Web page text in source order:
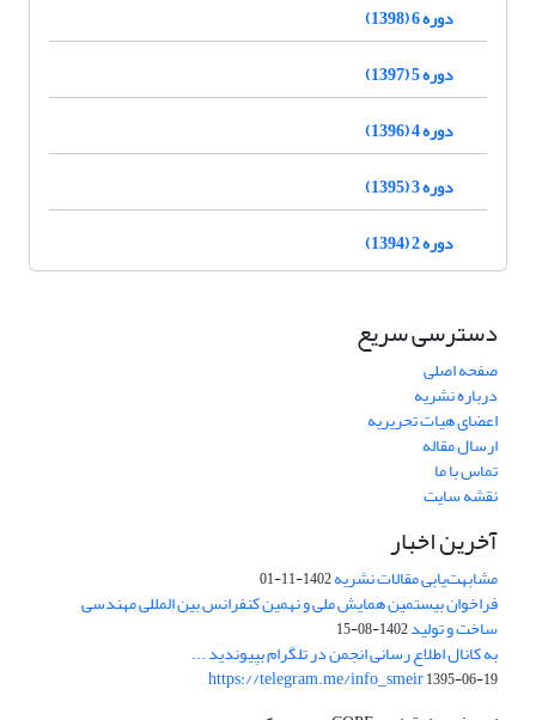
دوره 6 (1398)
دوره 5 (1397)
دوره 4 (1396)
دوره 3 (1395)
دوره 2 (1394)
دسترسی سریع
صفحه اصلی
درباره نشریه
اعضای هیات تحریریه
ارسال مقاله
تماس با ما
نقشه سایت
آخرین اخبار
مشابهت‌یابی مقالات نشریه1402-11-01
فراخوان بیستمین همایش ملی و نهمین کنفرانس بین المللی مهندسی
ساخت و تولید1402-08-15
به کانال اطلاع رسانی انجمن در تلگرام بپیوندید ...
https://telegram.me/info_smeir1395-06-19